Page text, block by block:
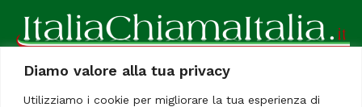
Diamo valore alla tua privacy
Utilizziamo i cookie per migliorare la tua esperienza di
ItaliaChiamaItalia, il TUO quotidiano online preferito.